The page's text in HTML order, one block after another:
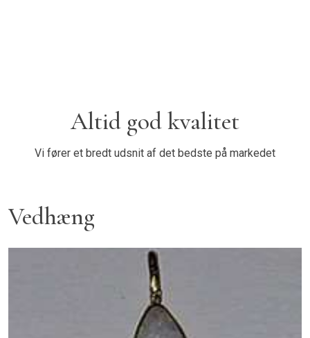
Altid god kvalitet
Vi fører et bredt udsnit af det bedste på markedet
Vedhæng​